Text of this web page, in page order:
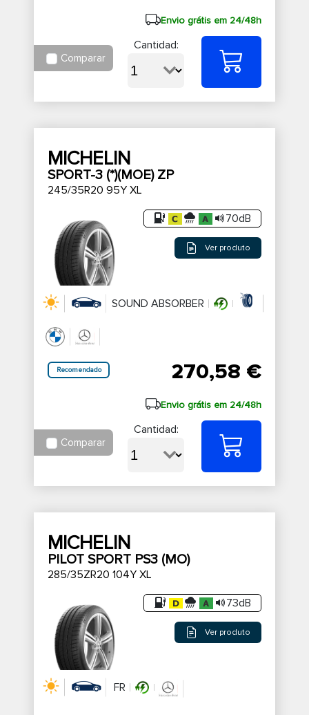
Envio grátis em 24/48h
Comparar
Cantidad:
MICHELIN
SPORT-3 (*)(MOE) ZP
245/35R20 95Y XL
70dB
Ver produto
SOUND ABSORBER
Recomendado 270,58 €
Envio grátis em 24/48h
Comparar
Cantidad:
MICHELIN
PILOT SPORT PS3 (MO)
285/35ZR20 104Y XL
73dB
Ver produto
FR